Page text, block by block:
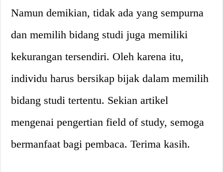
Namun demikian, tidak ada yang sempurna
dan memilih bidang studi juga memiliki
kekurangan tersendiri. Oleh karena itu,
individu harus bersikap bijak dalam memilih
bidang studi tertentu. Sekian artikel
mengenai pengertian field of study, semoga
bermanfaat bagi pembaca. Terima kasih.